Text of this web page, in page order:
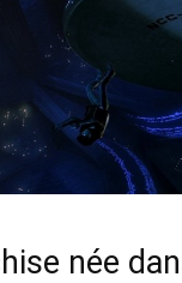
née